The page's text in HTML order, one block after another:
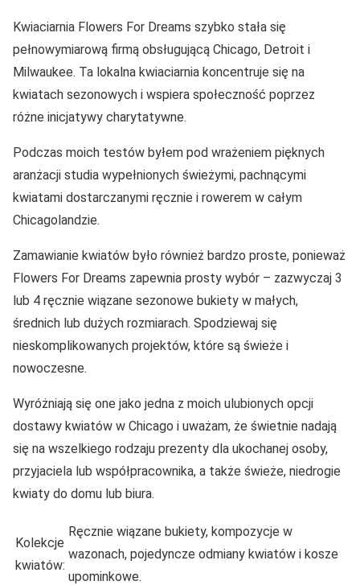
Kwiaciarnia Flowers For Dreams szybko stała się
pełnowymiarową firmą obsługującą Chicago, Detroit i
Milwaukee. Ta lokalna kwiaciarnia koncentruje się na
kwiatach sezonowych i wspiera społeczność poprzez
różne inicjatywy charytatywne.
Podczas moich testów byłem pod wrażeniem pięknych
aranżacji studia wypełnionych świeżymi, pachnącymi
kwiatami dostarczanymi ręcznie i rowerem w całym
Chicagolandzie.
Zamawianie kwiatów było również bardzo proste, ponieważ
Flowers For Dreams zapewnia prosty wybór – zazwyczaj 3
lub 4 ręcznie wiązane sezonowe bukiety w małych,
średnich lub dużych rozmiarach. Spodziewaj się
nieskomplikowanych projektów, które są świeże i
nowoczesne.
Wyróżniają się one jako jedna z moich ulubionych opcji
dostawy kwiatów w Chicago i uważam, że świetnie nadają
się na wszelkiego rodzaju prezenty dla ukochanej osoby,
przyjaciela lub współpracownika, a także świeże, niedrogie
kwiaty do domu lub biura.
Kolekcje
kwiatów:
Ręcznie wiązane bukiety, kompozycje w
wazonach, pojedyncze odmiany kwiatów i kosze
upominkowe.